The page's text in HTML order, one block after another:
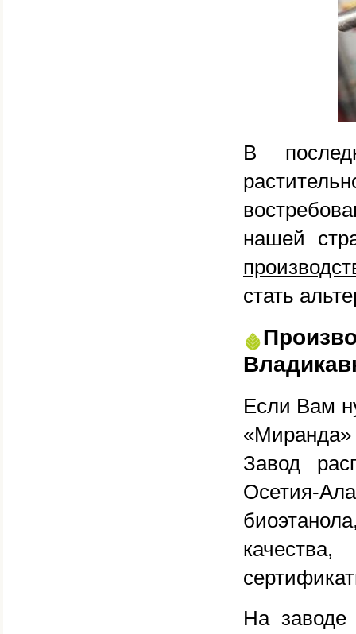
В
нашей
стать
Если Вам
Завод
Осетия-
На заводе